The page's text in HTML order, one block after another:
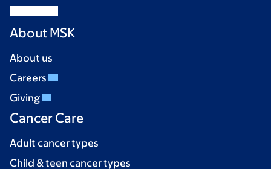
About MSK
About us
Careers
Giving
Cancer Care
Adult cancer types
Child & teen cancer types